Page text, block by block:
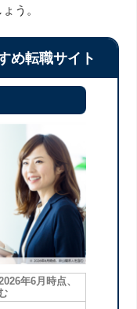
う。
め転職サイト
年6月時点、